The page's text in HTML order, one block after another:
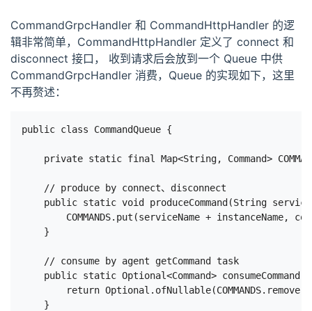
CommandGrpcHandler 和 CommandHttpHandler 的逻
辑非常简单，CommandHttpHandler 定义了 connect 和
disconnect 接口， 收到请求后会放到一个 Queue 中供
CommandGrpcHandler 消费，Queue 的实现如下，这里
不再赘述：
public class CommandQueue {
private static final Map<String, Command>
    // produce by connect、disconnect
public static void produceCommand(String
COMMANDS.put(serviceName + instanceName,
    }
    // consume by agent getCommand task
public static Optional<Command>
return
    }